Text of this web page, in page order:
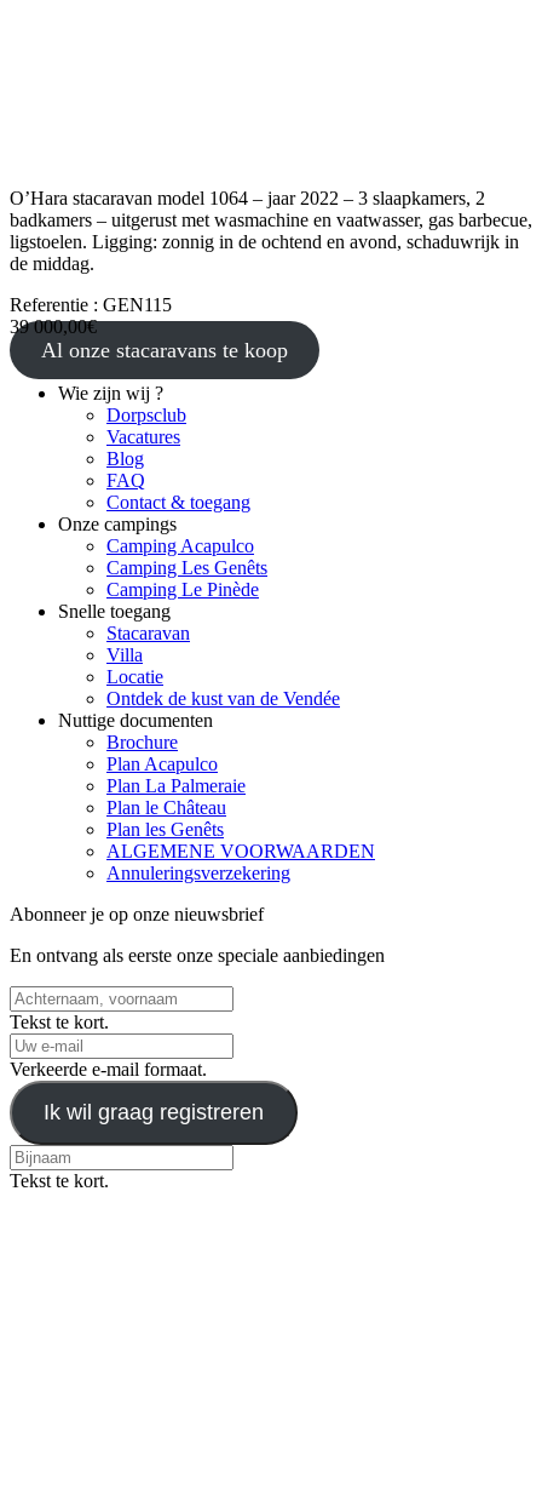
O’Hara stacaravan model 1064 – jaar 2022 – 3 slaapkamers, 2
badkamers – uitgerust met wasmachine en vaatwasser, gas barbecue,
ligstoelen. Ligging: zonnig in de ochtend en avond, schaduwrijk in
de middag.
Referentie : GEN115
39 000,00€
Al onze stacaravans te koop
Wie zijn wij ?
Dorpsclub
Vacatures
Blog
FAQ
Contact & toegang
Onze campings
Camping Acapulco
Camping Les Genêts
Camping Le Pinède
Snelle toegang
Stacaravan
Villa
Locatie
Ontdek de kust van de Vendée
Nuttige documenten
Brochure
Plan Acapulco
Plan La Palmeraie
Plan le Château
Plan les Genêts
ALGEMENE VOORWAARDEN
Annuleringsverzekering
Abonneer je op onze nieuwsbrief
En ontvang als eerste onze speciale aanbiedingen
Tekst te kort.
Verkeerde e-mail formaat.
Ik wil graag registreren
Tekst te kort.